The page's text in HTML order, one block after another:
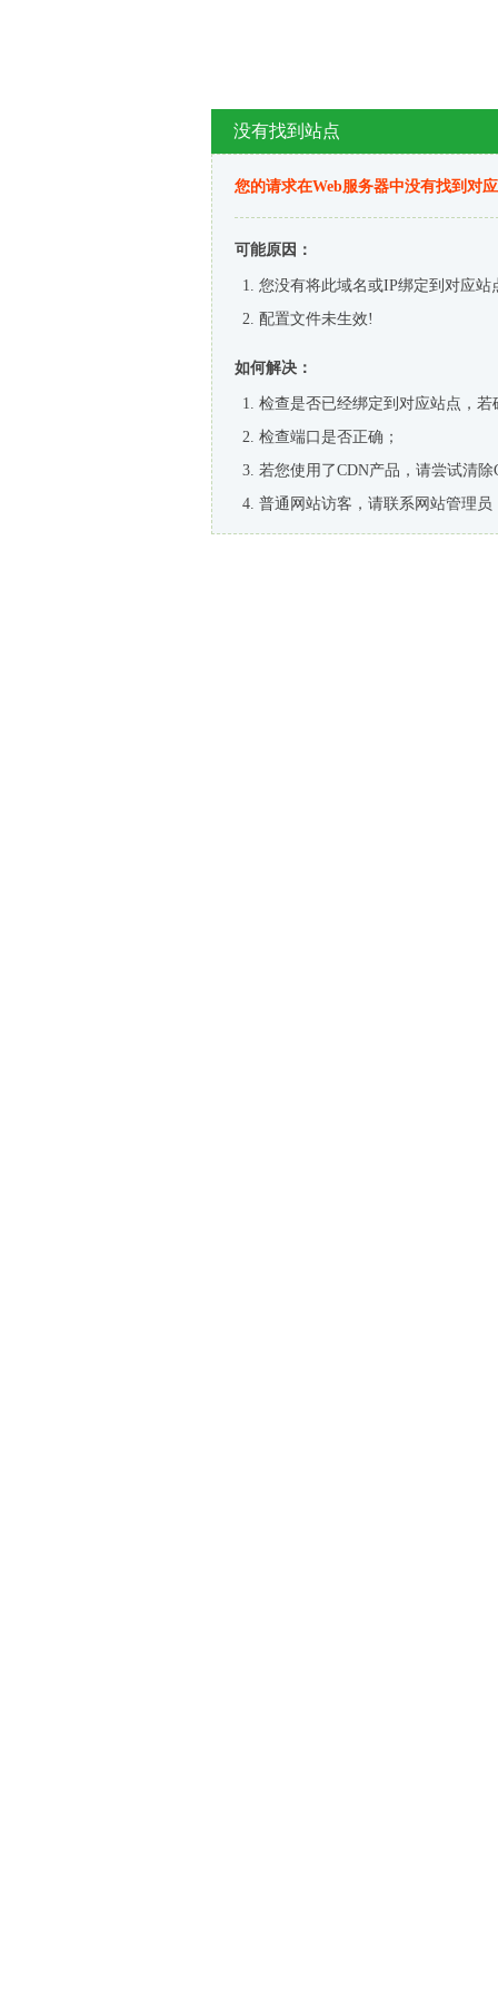
没有找到站点
您的请求在Web服务器中没有找到对
可能原因：
您没有将此域名或IP绑定到对应站
配置文件未生效!
如何解决：
检查是否已经绑定到对应站点，
检查端口是否正确；
若您使用了CDN产品，请尝试清除
普通网站访客，请联系网站管理员